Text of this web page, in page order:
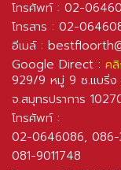
Google Direct :ค
929/9 หมู่ 9 ซ.แบริ่ง ต
จ.สมุทรปราการ
โทรศัพท์ :
02-0646086,
081-9011748
โทรสาร : 02-
อีเมล์ :
Google Direct :